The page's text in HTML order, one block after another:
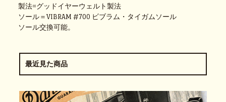
製法=グッドイヤーウェルト製法
ソール＝VIBRAM #700 ビブラム・タイガムソール
ソール交換可能。
最近見た商品